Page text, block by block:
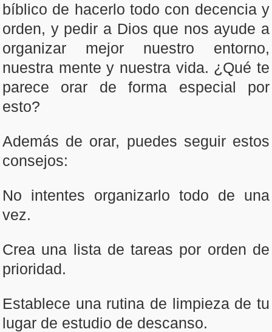
bíblico de hacerlo todo con decencia y
orden, y pedir a Dios que nos ayude a
organizar mejor nuestro entorno,
nuestra mente y nuestra vida. ¿Qué te
parece orar de forma especial por
esto?
Además de orar, puedes seguir estos
consejos:
No intentes organizarlo todo de una
vez.
Crea una lista de tareas por orden de
prioridad.
Establece una rutina de limpieza de tu
lugar de estudio de descanso.